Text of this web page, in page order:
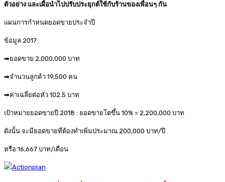
ตัวอย่าง และเผื่อนำไปปรับประยุกต์ใช้กับร้านของเพื่อนๆ กัน
แผนการกำหนดยอดขายประจำปี
ข้อมูล 2017 :
➡ยอดขาย 2,000,000 บาท
➡จำนวนลูกค้า 19,500 คน
➡ค่าเฉลี่ยต่อหัว 102.5 บาท
เป้าหมายยอดขายปี 2018 : ยอดขายโตขึ้น 10% = 2,200,000 บาท
ดังนั้น จะมียอดขายที่ต้องทำเพิ่มประมาณ 200,000 บาท/ปี
หรือ 16,667 บาท/เดือน